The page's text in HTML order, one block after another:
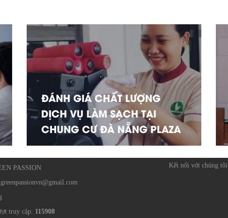
ĐÁNH GIÁ CHẤT LƯỢNG
DỊCH VỤ LÀM SẠCH TẠI
CHUNG CƯ ĐÀ NẴNG PLAZA
PASSION
truy cập: 115908
Kết nối với chúng tôi